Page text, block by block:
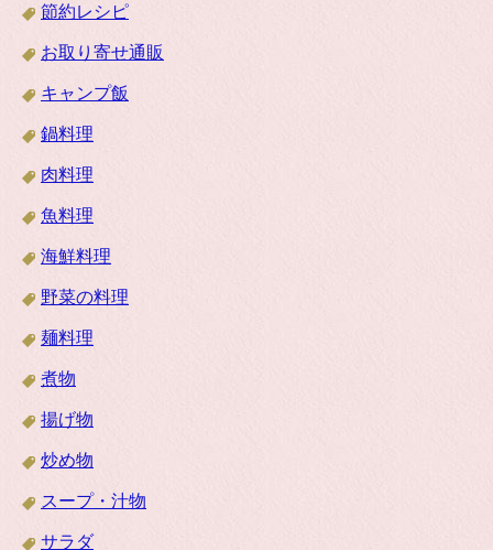
節約レシピ
お取り寄せ通販
キャンプ飯
鍋料理
肉料理
魚料理
海鮮料理
野菜の料理
麺料理
煮物
揚げ物
炒め物
スープ・汁物
サラダ